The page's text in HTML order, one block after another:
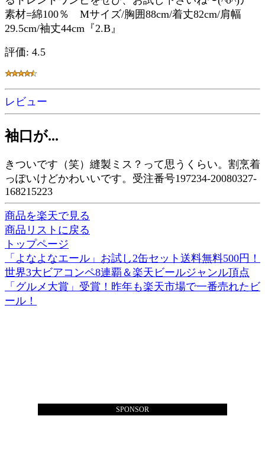
素材=綿100％ Mサイズ/胸囲88cm/着丈82cm/肩幅
29.5cm/袖丈44cm『2.B』
評価: 4.5
レビュー
袖口が...
きついです（笑）縫製ミス？って思うくらい。割烹着
っぽいけどかわいいです。受注番号197234-20080327-
168215223
商品を楽天で見る
商品リストに戻る
トップページ
「よなよなエール」お試し2缶セット送料無料500円！
世界3大ビアコンペ8連覇＆楽天ビールジャンル頂点
「グルメ大賞」受賞！昨年も楽天市場で一番売れたビ
ール！
SPONSOR